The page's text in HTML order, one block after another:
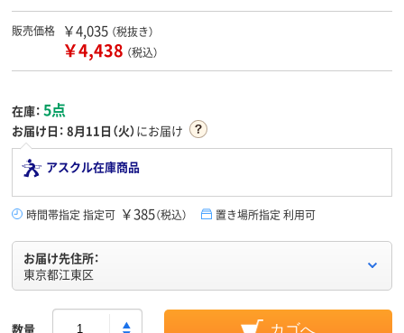
販売価格 ￥4,035 （税抜き）
￥4,438 （税込）
在庫： 5点
お届け日： 8月11日（火）にお届け
アスクル在庫商品
時間帯指定 指定可 ￥385（税込） 置き場所指定 利用可
お届け先住所：
東京都江東区
数量 カゴへ